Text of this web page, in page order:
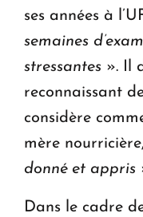
ses années à
semaines
stressantes ». Il
reconnaissant
considère
mère
donné et appris
Dans le cadre